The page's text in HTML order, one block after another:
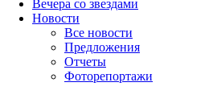
Вечера со звездами
Новости
Все новости
Предложения
Отчеты
Фоторепортажи